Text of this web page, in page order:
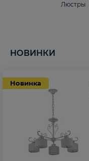
Люстры
НОВИНКИ
Новинка